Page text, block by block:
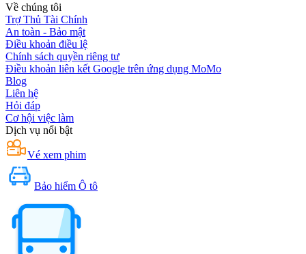
Về chúng tôi
Trợ Thủ Tài Chính
An toàn - Bảo mật
Điều khoản điều lệ
Chính sách quyền riêng tư
Điều khoản liên kết Google trên ứng dụng MoMo
Blog
Liên hệ
Hỏi đáp
Cơ hội việc làm
Dịch vụ nổi bật
Vé xem phim
Bảo hiểm Ô tô